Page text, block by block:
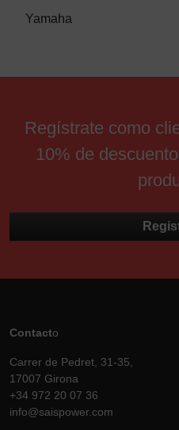
Yamaha
Regístrate como
10% de
Contacto
Carrer de Pedret, 31-35,
17007 Girona
+34 972 20 07 36
info@saispower.com